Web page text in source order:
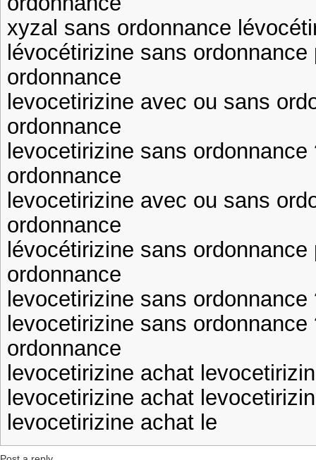
xyzal sans ordonnance
lévocétirizine sans
ordonnance
levocetirizine avec ou sans
ordonnance
levocetirizine sans
ordonnance
levocetirizine avec ou sans
ordonnance
lévocétirizine sans
ordonnance
levocetirizine sans
levocetirizine sans
ordonnance
levocetirizine achat
levocetirizine achat
levocetirizine achat le